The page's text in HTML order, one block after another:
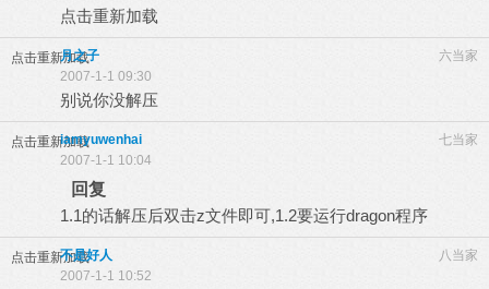
点击重新加载
点击重新加载 六当家
月之子
2007-1-1 09:30
别说你没解压
点击重新加载 七当家
iamyuwenhai
2007-1-1 10:04
回复
1.1的话解压后双击z文件即可,1.2要运行dragon程序
点击重新加载 八当家
不是好人
2007-1-1 10:52